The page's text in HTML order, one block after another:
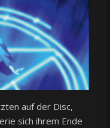
auf der Disc,
sich ihrem Ende